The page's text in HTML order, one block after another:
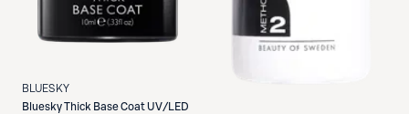
BLUESKY
Bluesky Thick Base Coat UV/LED